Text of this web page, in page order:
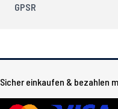
GPSR
Sicher einkaufen & bezahlen